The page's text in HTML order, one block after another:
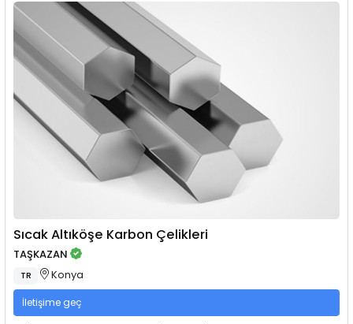
Sıcak Altıköşe Karbon Çelikleri
TAŞKAZAN
TR Konya
İletişime geç